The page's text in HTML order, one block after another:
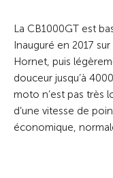
La CB1000GT est
Inauguré en 2017
Hornet, puis
douceur jusqu’à
moto n’est pas très
d’une vitesse de
économique,